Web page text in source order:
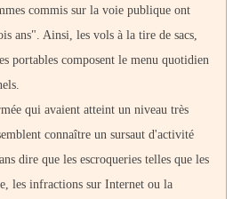
commis sur la voie publique ont
ans". Ainsi, les vols à la tire de sacs,
portables composent le menu quotidien
qui avaient atteint un niveau très
connaître un sursaut d'activité
dire que les escroqueries telles que les
les infractions sur Internet ou la